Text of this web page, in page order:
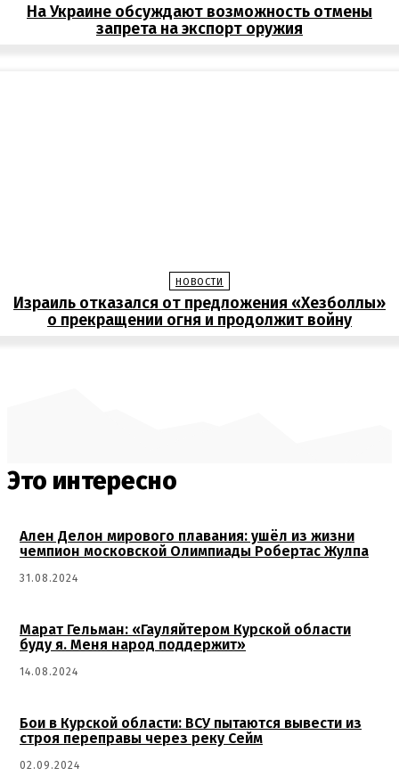
На Украине обсуждают возможность отмены
запрета на экспорт оружия
НОВОСТИ
Израиль отказался от предложения «Хезболлы»
о прекращении огня и продолжит войну
Это интересно
Ален Делон мирового плавания: ушёл из жизни
чемпион московской Олимпиады Робертас Жулпа
31.08.2024
Марат Гельман: «Гауляйтером Курской области
буду я. Меня народ поддержит»
14.08.2024
Бои в Курской области: ВСУ пытаются вывести из
строя переправы через реку Сейм
02.09.2024